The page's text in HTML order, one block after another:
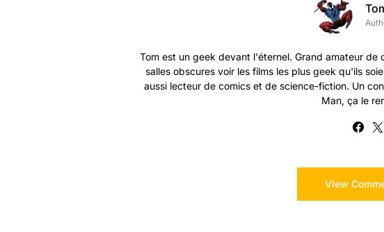
Tom est un geek devant l'éternel. Grand amateur
salles obscures voir les films les plus geek qu'ils
aussi lecteur de comics et de science-fiction. Un
Man, ça le
View